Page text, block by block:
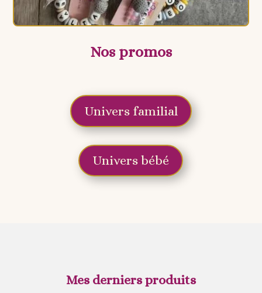
Nos promos
Univers familial
Univers bébé
Mes derniers produits